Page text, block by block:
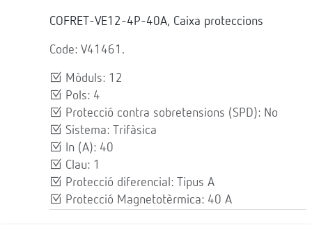
COFRET-VE12-4P-40A, Caixa proteccions
Code: V41461.
Mòduls: 12
Pols: 4
Protecció contra sobretensions (SPD): No
Sistema: Trifàsica
In (A): 40
Clau: 1
Protecció diferencial: Tipus A
Protecció Magnetotèrmica: 40 A